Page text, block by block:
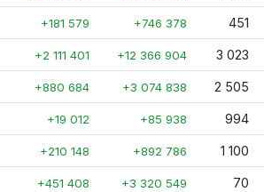
+181 579 +746 378 451
+2 111 401 +12 366 904 3 023
+880 684 +3 074 838 2 505
+19 012 +85 938 994
+210 148 +892 786 1 100
+451 408 +3 320 549 70